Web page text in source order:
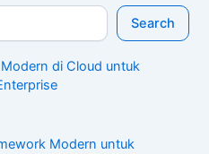
Search
Modern di Cloud untuk
Modern untuk